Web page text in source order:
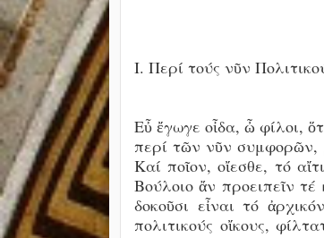
Ι. Περί τούς νῦν
Εὖ ἔγωγε οἶδα, ὦ φίλοι,
περί τῶν νῦν συμφορῶν,
Καί ποῖον, οἴεσθε, τό
Βούλοιο ἄν προειπεῖν τέ
δοκοῦσι εἶναι τό
πολιτικούς οἴκους,